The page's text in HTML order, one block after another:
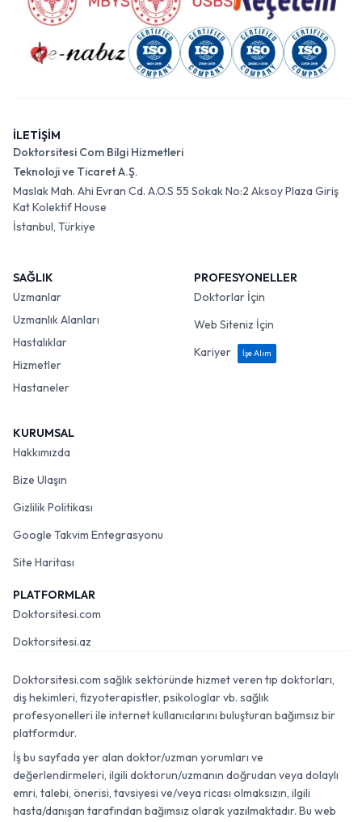
İLETİŞİM
Doktorsitesi Com Bilgi Hizmetleri
Teknoloji ve Ticaret A.Ş.
Maslak Mah. Ahi Evran Cd. A.O.S 55 Sokak No:2 Aksoy Plaza Giriş
Kat Kolektif House
İstanbul, Türkiye
SAĞLIK
Uzmanlar
Uzmanlık Alanları
Hastalıklar
Hizmetler
Hastaneler
PROFESYONELLER
Doktorlar İçin
Web Siteniz İçin
Kariyer
İşe Alım
KURUMSAL
Hakkımızda
Bize Ulaşın
Gizlilik Politikası
Google Takvim Entegrasyonu
Site Haritası
PLATFORMLAR
Doktorsitesi.com
Doktorsitesi.az
Doktorsitesi.com sağlık sektöründe hizmet veren tıp doktorları,
diş hekimleri, fizyoterapistler, psikologlar vb. sağlık
profesyonelleri ile internet kullanıcılarını buluşturan bağımsız bir
platformdur.
İş bu sayfada yer alan doktor/uzman yorumları ve
değerlendirmeleri, ilgili doktorun/uzmanın doğrudan veya dolaylı
emri, talebi, önerisi, tavsiyesi ve/veya ricası olmaksızın, ilgili
hasta/danışan tarafından bağımsız olarak yazılmaktadır. Bu web